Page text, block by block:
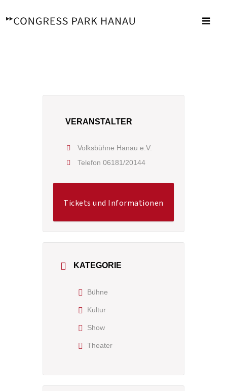
Inhalt
VERANSTALTER
Volksbühne Hanau e.V.
Telefon 06181/20144
Tickets und Informationen
KATEGORIE
Bühne
Kultur
Show
Theater